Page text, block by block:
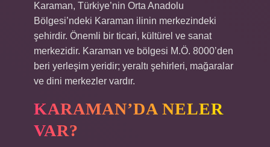
Karaman, Türkiye’nin Orta Anadolu
Bölgesi’ndeki Karaman ilinin merkezindeki
şehirdir. Önemli bir ticari, kültürel ve sanat
merkezidir. Karaman ve bölgesi M.Ö. 8000’den
beri yerleşim yeridir; yeraltı şehirleri, mağaralar
ve dini merkezler vardır.
KARAMAN’DA NELER
VAR?